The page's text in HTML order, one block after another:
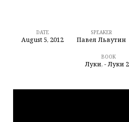
Сие
Мое
DATE
August 5, 2012
SPEAKER
Павел Львутин
BOOK
Луки, - Луки